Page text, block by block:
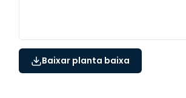
Baixar planta baixa